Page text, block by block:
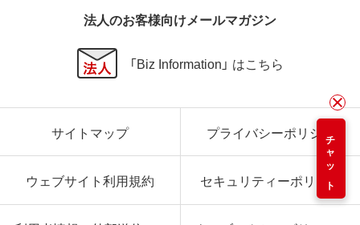
チャット
法人のお客様向けメールマガジン
「Biz Information」 はこちら
サイトマップ プライバシーポリシー
ウェブサイト利用規約 セキュリティーポリシー